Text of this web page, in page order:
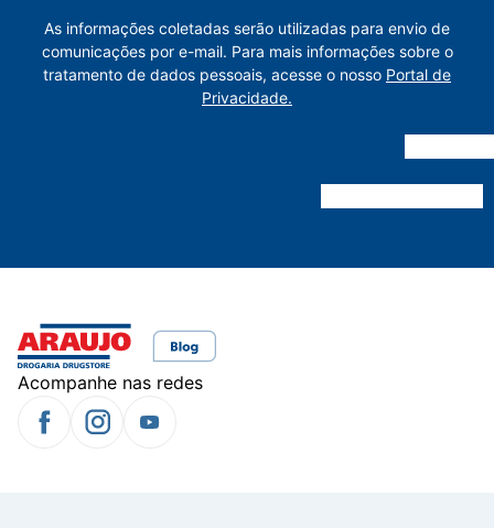
As informações coletadas serão utilizadas para envio de
comunicações por e-mail. Para mais informações sobre o
tratamento de dados pessoais, acesse o nosso Portal de
Privacidade.
Acompanhe nas redes